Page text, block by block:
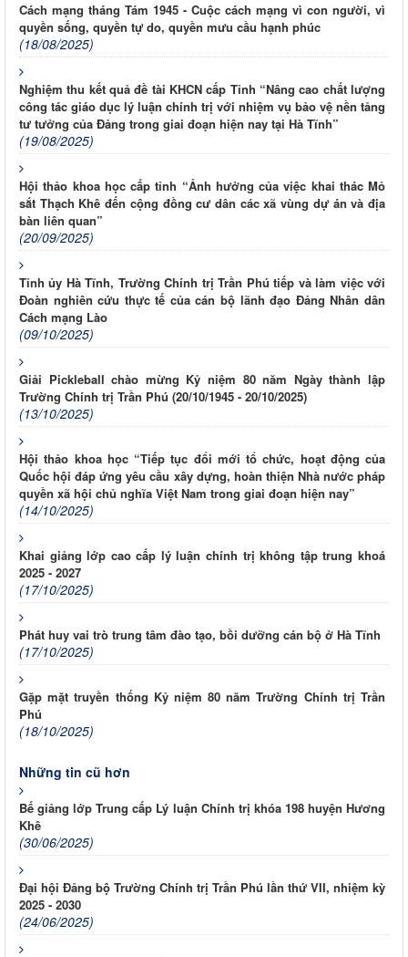
Cách mạng tháng Tám 1945 - Cuộc cách mạng vì con người, vì
quyền sống, quyền tự do, quyền mưu cầu hạnh phúc
(18/08/2025)
Nghiệm thu kết quả đề tài KHCN cấp Tỉnh “Nâng cao chất lượng
công tác giáo dục lý luận chính trị với nhiệm vụ bảo vệ nền tảng
tư tưởng của Đảng trong giai đoạn hiện nay tại Hà Tĩnh”
(19/08/2025)
Hội thảo khoa học cấp tỉnh “Ảnh hưởng của việc khai thác Mỏ
sắt Thạch Khê đến cộng đồng cư dân các xã vùng dự án và địa
bàn liên quan”
(20/09/2025)
Tỉnh ủy Hà Tĩnh, Trường Chính trị Trần Phú tiếp và làm việc với
Đoàn nghiên cứu thực tế của cán bộ lãnh đạo Đảng Nhân dân
Cách mạng Lào
(09/10/2025)
Giải Pickleball chào mừng Kỷ niệm 80 năm Ngày thành lập
Trường Chính trị Trần Phú (20/10/1945 - 20/10/2025)
(13/10/2025)
Hội thảo khoa học “Tiếp tục đổi mới tổ chức, hoạt động của
Quốc hội đáp ứng yêu cầu xây dựng, hoàn thiện Nhà nước pháp
quyền xã hội chủ nghĩa Việt Nam trong giai đoạn hiện nay”
(14/10/2025)
Khai giảng lớp cao cấp lý luận chính trị không tập trung khoá
2025 - 2027
(17/10/2025)
Phát huy vai trò trung tâm đào tạo, bồi dưỡng cán bộ ở Hà Tĩnh
(17/10/2025)
Gặp mặt truyền thống Kỷ niệm 80 năm Trường Chính trị Trần
Phú
(18/10/2025)
Những tin cũ hơn
Bế giảng lớp Trung cấp Lý luận Chính trị khóa 198 huyện Hương
Khê
(30/06/2025)
Đại hội Đảng bộ Trường Chính trị Trần Phú lần thứ VII, nhiệm kỳ
2025 - 2030
(24/06/2025)